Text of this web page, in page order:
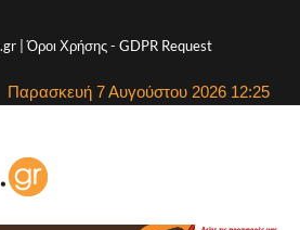
|Όροι Χρήσης- GDPR Request
Παρασκευή 7 Αυγούστου 2026 12:25